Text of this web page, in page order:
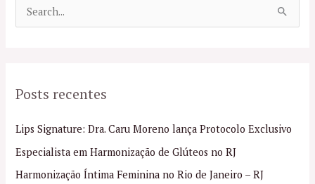
u
s
a
r
Posts recentes
Lips Signature: Dra. Caru Moreno lança Protocolo Exclusivo
Especialista em Harmonização de Glúteos no RJ
Harmonização Íntima Feminina no Rio de Janeiro – RJ